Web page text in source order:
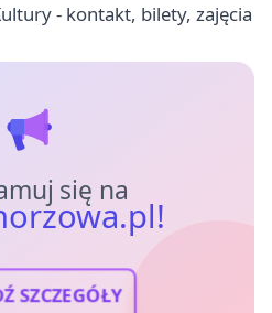
- kontakt, bilety, zajęcia
się na
SZCZEGÓŁY